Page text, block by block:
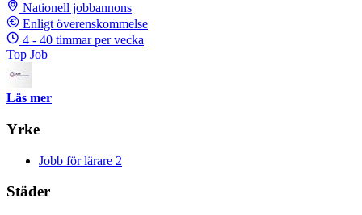
Nationell jobbannons
Enligt överenskommelse
4 - 40 timmar per vecka
Top Job
Läs mer
Yrke
Jobb för lärare 2
Städer